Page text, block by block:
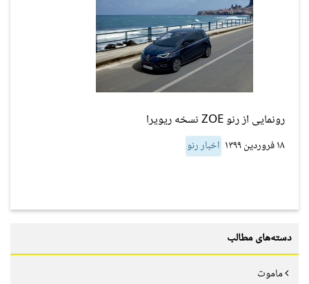
رونمایی از رنو ZOE نسخه ریویرا
۱۸ فروردین ۱۳۹۹ اخبار رنو
دسته‌های مطالب
ماموت